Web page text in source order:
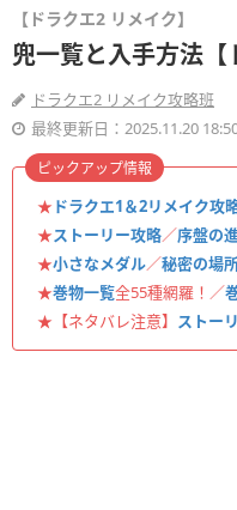
【ドラクエ2 リメイク】
兜一覧と入手方法【
ドラクエ2 リメイク攻略班
最終更新日：2025.11.20
★ ドラクエ1＆2リメイク攻
★ストーリー攻略／序盤の
★小さなメダル／秘密の場
★巻物一覧全55種網羅！／
★【ネタバレ注意】 ストー
ピックアップ情報